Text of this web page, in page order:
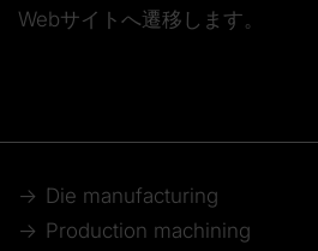
Webサイトへ遷移します。
Die manufacturing
Production machining